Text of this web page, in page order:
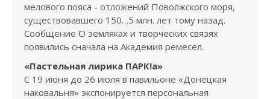
мелового пояса - отложений Поволжского моря,
существовавшего 150…5 млн. лет тому назад.
Сообщение О земляках и творческих связях
появились сначала на Академия ремесел.
«Пастельная лирика ПАРК!а»
С 19 июня до 26 июля в павильоне «Донецкая
наковальня» экспонируется персональная